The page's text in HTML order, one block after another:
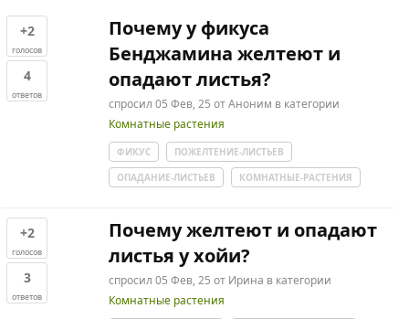
+2
голосов
4
ответов
Почему у фикуса
Бенджамина желтеют и
опадают листья?
спросил 05 Фев, 25 отАноним в категории
Комнатные растения
ФИКУС
ПОЖЕЛТЕНИЕ-ЛИСТЬЕВ
ОПАДАНИЕ-ЛИСТЬЕВ
КОМНАТНЫЕ-РАСТЕНИЯ
+2
голосов
3
ответов
Почему желтеют и опадают
листья у хойи?
спросил 05 Фев, 25 от Ирина в категории
Комнатные растения